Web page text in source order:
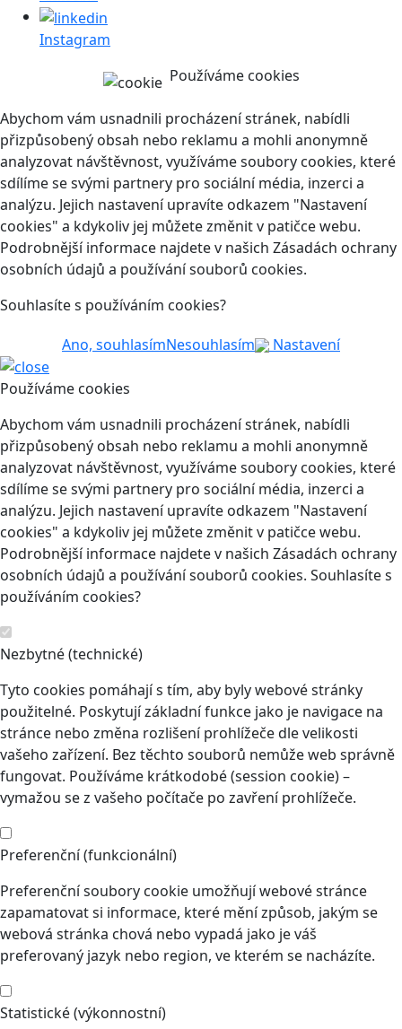
Instagram
Používáme cookies
Abychom vám usnadnili procházení stránek, nabídli
přizpůsobený obsah nebo reklamu a mohli anonymně
analyzovat návštěvnost, využíváme soubory cookies, které
sdílíme se svými partnery pro sociální média, inzerci a
analýzu. Jejich nastavení upravíte odkazem "Nastavení
cookies" a kdykoliv jej můžete změnit v patičce webu.
Podrobnější informace najdete v našich Zásadách ochrany
osobních údajů a používání souborů cookies.
Souhlasíte s používáním cookies?
Ano, souhlasímNesouhlasím Nastavení
Používáme cookies
Abychom vám usnadnili procházení stránek, nabídli
přizpůsobený obsah nebo reklamu a mohli anonymně
analyzovat návštěvnost, využíváme soubory cookies, které
sdílíme se svými partnery pro sociální média, inzerci a
analýzu. Jejich nastavení upravíte odkazem "Nastavení
cookies" a kdykoliv jej můžete změnit v patičce webu.
Podrobnější informace najdete v našich Zásadách ochrany
osobních údajů a používání souborů cookies. Souhlasíte s
používáním cookies?
Nezbytné (technické)
Tyto cookies pomáhají s tím, aby byly webové stránky
použitelné. Poskytují základní funkce jako je navigace na
stránce nebo změna rozlišení prohlížeče dle velikosti
vašeho zařízení. Bez těchto souborů nemůže web správně
fungovat. Používáme krátkodobé (session cookie) –
vymažou se z vašeho počítače po zavření prohlížeče.
Preferenční (funkcionální)
Preferenční soubory cookie umožňují webové stránce
zapamatovat si informace, které mění způsob, jakým se
webová stránka chová nebo vypadá jako je váš
preferovaný jazyk nebo region, ve kterém se nacházíte.
Statistické (výkonnostní)